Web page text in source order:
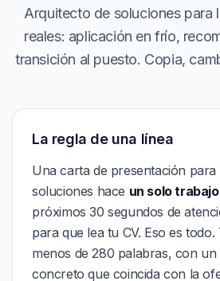
Arquitecto de soluciones para
reales: aplicación en frío,
transición al puesto. Copia,
La regla de una línea
Una carta de presentación
soluciones hace un solo trabajo
próximos 30 segundos de
para que lea tu CV. Eso es
menos de 280 palabras, con un
concreto que coincida con la